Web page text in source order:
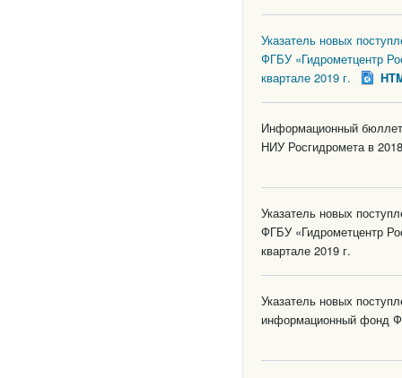
Указатель новых
ФГБУ «Гидрометцентр
квартале 2019 г.
Информационный
НИУ Росгидромета в
Указатель новых
ФГБУ «Гидрометцентр
квартале 2019 г.
Указатель новых
информационный фонд